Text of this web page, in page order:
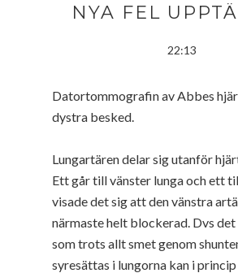
NYA FEL
22:13
Datortommografin av Abbes
dystra besked.
Lungartären delar sig utanför
Ett går till vänster lunga och ett
visade det sig att den vänstra
närmaste helt blockerad. Dvs
som trots allt smet genom
syresättas i lungorna kan i